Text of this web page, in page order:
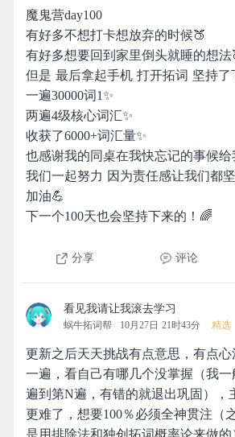
魔鬼营day100
有好多不想打卡想放弃的时候🍑
有好多想要回到家里倒头就睡的想法
但是 最后拿起手机 打开拓词 坚持了
一遍30000词1✨
两遍4级核心词汇✨
收获了6000+词汇量✨
也感谢我的同桌在我快忘记的事候给
我们一起努力 因为责任感让我们都坚
加油💪
下一个100天也会坚持下来的！🌈
分享 评论
看见我请让我滚去学习
蜗牛拓词帮 10月27日 21时43分 精选
更新之后天天挑战有点意思，有点
一遍，看自己有哪几个没掌握（我
遍到第N遍，有错的就退出巩固），
更难了，想要100％必须全神贯注（
是用排除法和独创拓词概率论来做